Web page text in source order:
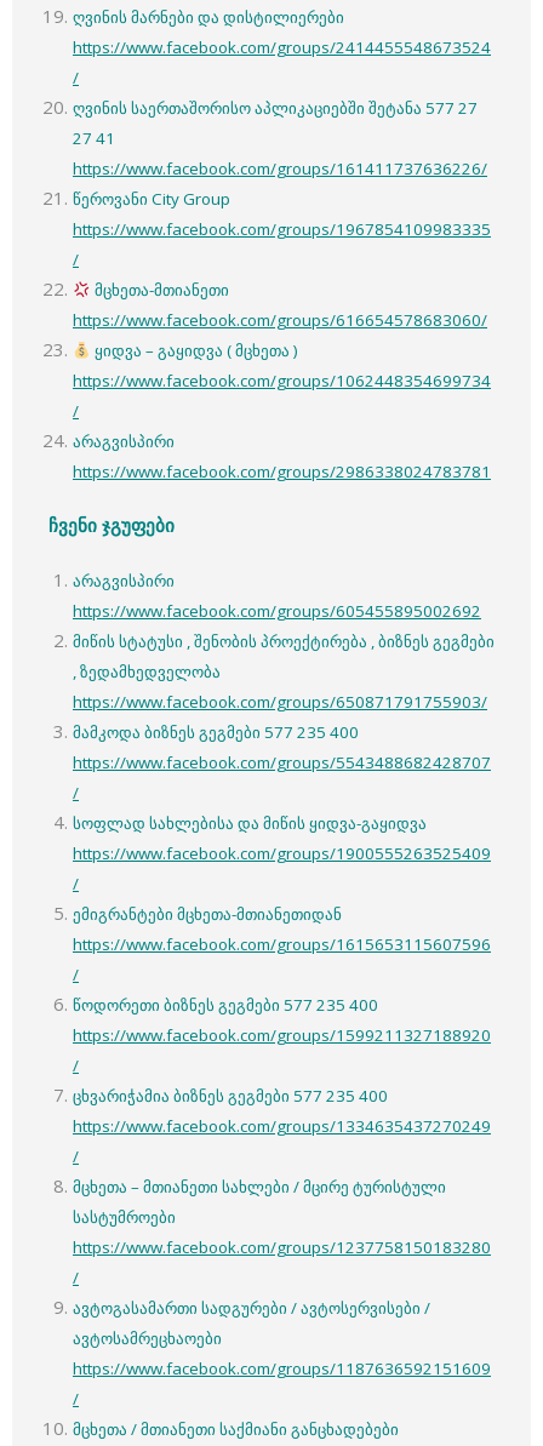
ღვინის მარნები და დისტილიერები
https://www.facebook.com/groups/2414455548673524
/
ღვინის საერთაშორისო აპლიკაციებში შეტანა 577 27
27 41
https://www.facebook.com/groups/161411737636226/
წეროვანი City Group
https://www.facebook.com/groups/1967854109983335
/
მცხეთა-მთიანეთი
https://www.facebook.com/groups/616654578683060/
ყიდვა – გაყიდვა ( მცხეთა )
https://www.facebook.com/groups/1062448354699734
/
არაგვისპირი
https://www.facebook.com/groups/2986338024783781
ჩვენი ჯგუფები
არაგვისპირი
https://www.facebook.com/groups/605455895002692
მიწის სტატუსი , შენობის პროექტირება , ბიზნეს გეგმები
, ზედამხედველობა
https://www.facebook.com/groups/650871791755903/
მამკოდა ბიზნეს გეგმები 577 235 400
https://www.facebook.com/groups/5543488682428707
/
სოფლად სახლებისა და მიწის ყიდვა-გაყიდვა
https://www.facebook.com/groups/1900555263525409
/
ემიგრანტები მცხეთა-მთიანეთიდან
https://www.facebook.com/groups/1615653115607596
/
წოდორეთი ბიზნეს გეგმები 577 235 400
https://www.facebook.com/groups/1599211327188920
/
ცხვარიჭამია ბიზნეს გეგმები 577 235 400
https://www.facebook.com/groups/1334635437270249
/
მცხეთა – მთიანეთი სახლები / მცირე ტურისტული
სასტუმროები
https://www.facebook.com/groups/1237758150183280
/
ავტოგასამართი სადგურები / ავტოსერვისები /
ავტოსამრეცხაოები
https://www.facebook.com/groups/1187636592151609
/
მცხეთა / მთიანეთი საქმიანი განცხადებები